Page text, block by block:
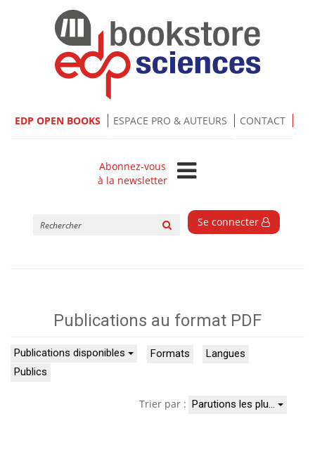
EDP OPEN BOOKS ESPACE PRO & AUTEURS CONTACT
Abonnez-vous
à la newsletter
Se connecter
Publications au format PDF
Publications disponibles Formats
Langues
Publics
Trier par : Parutions les plu…